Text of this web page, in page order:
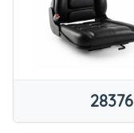
, с обивкой
28376